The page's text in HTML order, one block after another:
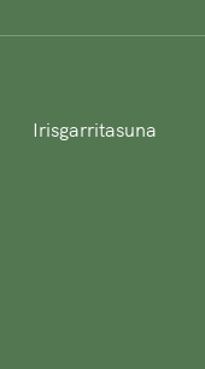
Irisgarritasuna